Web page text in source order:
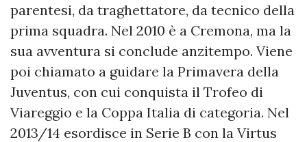
parentesi, da traghettatore, da tecnico della
prima squadra. Nel 2010 è a Cremona, ma la
sua avventura si conclude anzitempo. Viene
poi chiamato a guidare la Primavera della
Juventus, con cui conquista il Trofeo di
Viareggio e la Coppa Italia di categoria. Nel
2013/14 esordisce in Serie B con la Virtus